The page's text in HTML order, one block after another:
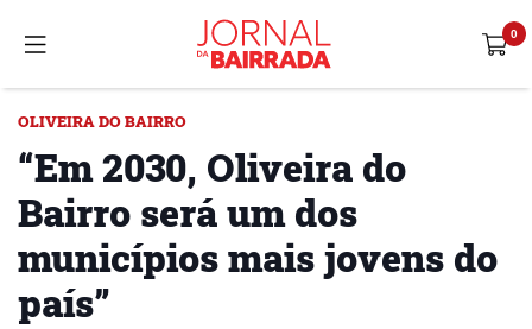
OLIVEIRA DO BAIRRO
“Em 2030, Oliveira do
Bairro será um dos
municípios mais jovens do
país”